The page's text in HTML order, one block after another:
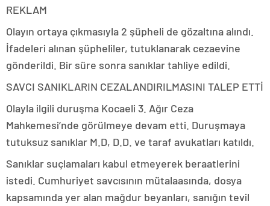
REKLAM
Olayın ortaya çıkmasıyla 2 şüpheli de gözaltına alındı.
İfadeleri alınan şüpheliler, tutuklanarak cezaevine
gönderildi. Bir süre sonra sanıklar tahliye edildi.
SAVCI SANIKLARIN CEZALANDIRILMASINI TALEP ETTİ
Olayla ilgili duruşma Kocaeli 3. Ağır Ceza
Mahkemesi’nde görülmeye devam etti. Duruşmaya
tutuksuz sanıklar M.D, D.D. ve taraf avukatları katıldı.
Sanıklar suçlamaları kabul etmeyerek beraatlerini
istedi. Cumhuriyet savcısının mütalaasında, dosya
kapsamında yer alan mağdur beyanları, sanığın tevil